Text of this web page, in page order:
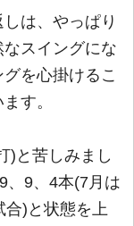
は、やっぱり
スイングにな
を心掛けるこ
す。
)と苦しみまし
、9、4本(7月は
合)と状態を上